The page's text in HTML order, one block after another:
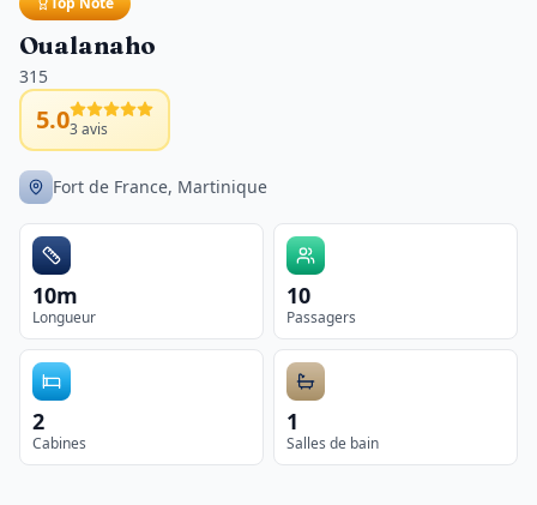
Oualanaho
315
5.03avis
Fort de France, Martinique
10m
Longueur
10
Passagers
2
Cabines
1
Salles de bain